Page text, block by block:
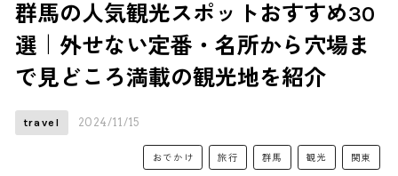
群馬の人気観光スポットおすすめ30
選｜外せない定番・名所から穴場ま
で見どころ満載の観光地を紹介
travel 2024/11/15
おでかけ 旅行 群馬 観光 関東